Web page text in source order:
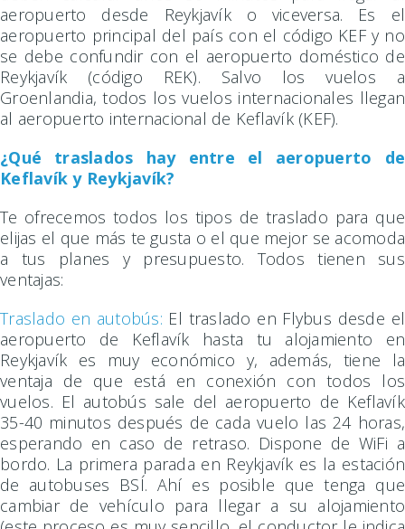
aeropuerto desde Reykjavík o viceversa. Es el
aeropuerto principal del país con el código KEF y no
se debe confundir con el aeropuerto doméstico de
Reykjavík (código REK). Salvo los vuelos a
Groenlandia, todos los vuelos internacionales llegan
al aeropuerto internacional de Keflavík (KEF).
¿Qué traslados hay entre el aeropuerto de
Keflavík y Reykjavík?
Te ofrecemos todos los tipos de traslado para que
elijas el que más te gusta o el que mejor se acomoda
a tus planes y presupuesto. Todos tienen sus
ventajas:
Traslado en autobús: El traslado en Flybus desde el
aeropuerto de Keflavík hasta tu alojamiento en
Reykjavík es muy económico y, además, tiene la
ventaja de que está en conexión con todos los
vuelos. El autobús sale del aeropuerto de Keflavík
35-40 minutos después de cada vuelo las 24 horas,
esperando en caso de retraso. Dispone de WiFi a
bordo. La primera parada en Reykjavík es la estación
de autobuses BSÍ. Ahí es posible que tenga que
cambiar de vehículo para llegar a su alojamiento